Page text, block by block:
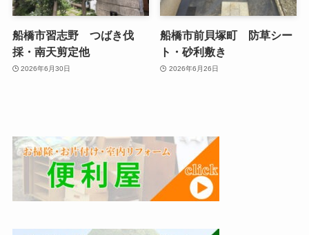
船橋市習志野 つばき伐
採・南天剪定他
2026年6月30日
船橋市前貝塚町 防草シー
ト・砂利敷き
2026年6月26日